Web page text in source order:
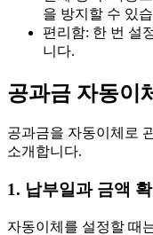
을 방지할 수 있
편리함: 한 번 설
니다.
공과금 자동이
공과금을 자동이체로
소개합니다.
1. 납부일과 금액 확
자동이체를 설정할 때